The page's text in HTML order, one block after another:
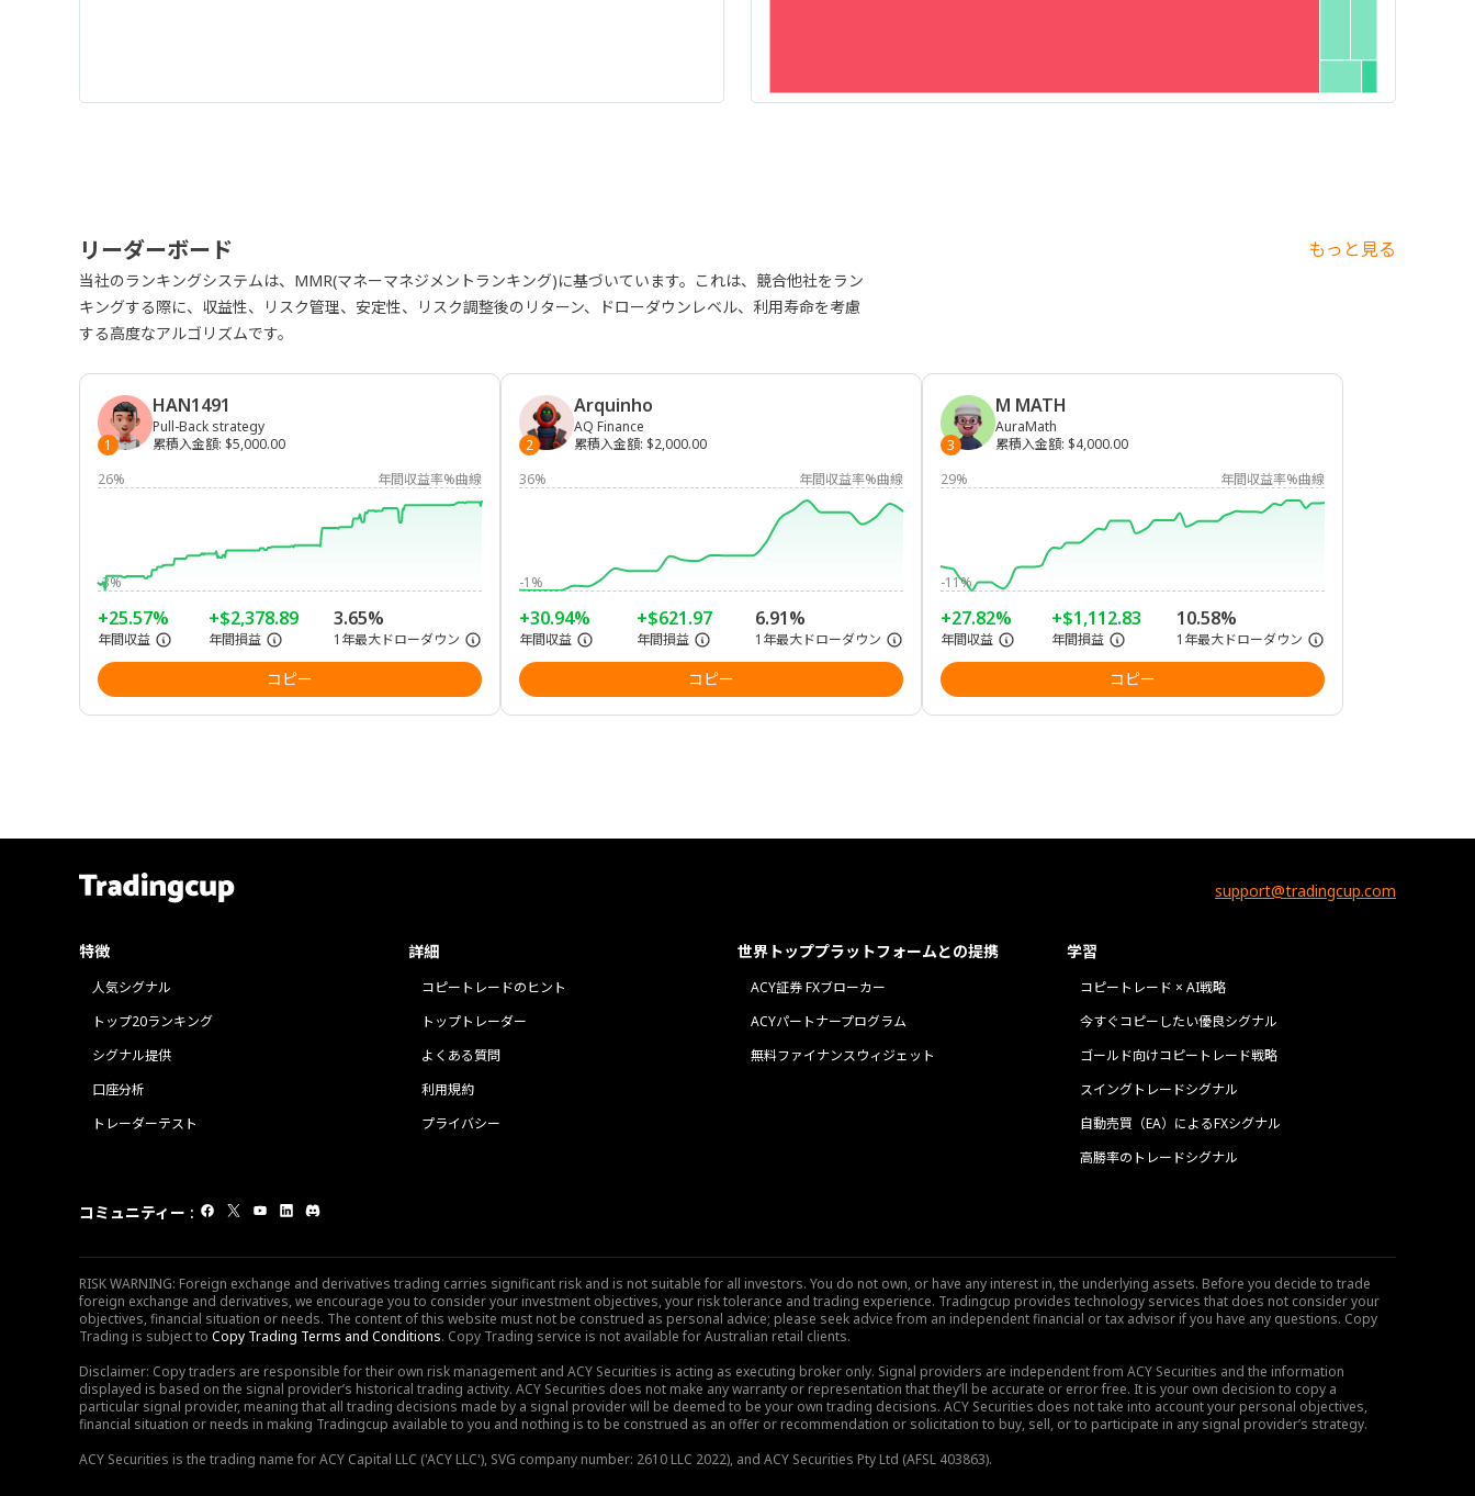
リーダーボード もっと見る
当社のランキングシステムは、MMR(マネーマネジメントランキング)に基づいています。これは、競合他社をラン
キングする際に、収益性、リスク管理、安定性、リスク調整後のリターン、ドローダウンレベル、利用寿命を考慮
する高度なアルゴリズムです。
1
HAN1491
Pull-Back strategy
累積入金額: $5,000.00
26%
年間収益率%曲線
-3%
+25.57%
年間収益
+$2,378.89
年間損益
3.65%
1年最大ドローダウン
コピー
2
Arquinho
AQ Finance
累積入金額: $2,000.00
36%
年間収益率%曲線
-1%
+30.94%
年間収益
+$621.97
年間損益
6.91%
1年最大ドローダウン
コピー
3
M MATH
AuraMath
累積入金額: $4,000.00
29%
年間収益率%曲線
-11%
+27.82%
年間収益
+$1,112.83
年間損益
10.58%
1年最大ドローダウン
コピー
support@tradingcup.com
特徴
人気シグナル
トップ20ランキング
シグナル提供
口座分析
トレーダーテスト
詳細
コピートレードのヒント
トップトレーダー
よくある質問
利用規約
プライバシー
世界トッププラットフォームとの提携
ACY証券 FXブローカー
ACYパートナープログラム
無料ファイナンスウィジェット
学習
コピートレード × AI戦略
今すぐコピーしたい優良シグナル
ゴールド向けコピートレード戦略
スイングトレードシグナル
自動売買（EA）によるFXシグナル
高勝率のトレードシグナル
コミュニティー :
RISK WARNING: Foreign exchange and derivatives trading carries significant risk and is not suitable for all investors. You do not own, or have any interest in, the underlying assets. Before you decide to trade
foreign exchange and derivatives, we encourage you to consider your investment objectives, your risk tolerance and trading experience. Tradingcup provides technology services that does not consider your
objectives, financial situation or needs. The content of this website must not be construed as personal advice; please seek advice from an independent financial or tax advisor if you have any questions. Copy
Trading is subject to Copy Trading Terms and Conditions. Copy Trading service is not available for Australian retail clients.
Disclaimer: Copy traders are responsible for their own risk management and ACY Securities is acting as executing broker only. Signal providers are independent from ACY Securities and the information
displayed is based on the signal provider’s historical trading activity. ACY Securities does not make any warranty or representation that they’ll be accurate or error free. It is your own decision to copy a
particular signal provider, meaning that all trading decisions made by a signal provider will be deemed to be your own trading decisions. ACY Securities does not take into account your personal objectives,
financial situation or needs in making Tradingcup available to you and nothing is to be construed as an offer or recommendation or solicitation to buy, sell, or to participate in any signal provider’s strategy.
ACY Securities is the trading name for ACY Capital LLC ('ACY LLC'), SVG company number: 2610 LLC 2022), and ACY Securities Pty Ltd (AFSL 403863).